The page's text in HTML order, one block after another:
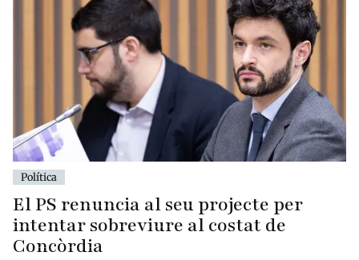
Política
El PS renuncia al seu projecte per
intentar sobreviure al costat de
Concòrdia